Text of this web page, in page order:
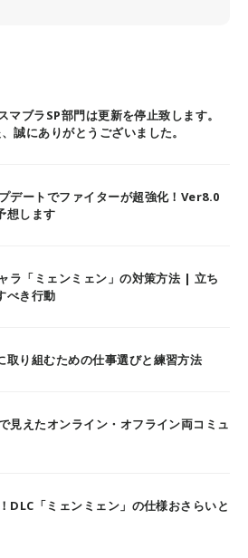
ブラSP部門は更新を停止致します。
誠にありがとうございました。
デートでファイターが超強化！Ver8.0
想します
ラ「ミェンミェン」の対策方法 | 立ち
べき行動
取り組むための仕事選びと練習方法
見えたオンライン・オフライン両コミュ
DLC「ミェンミェン」の仕様おさらいと